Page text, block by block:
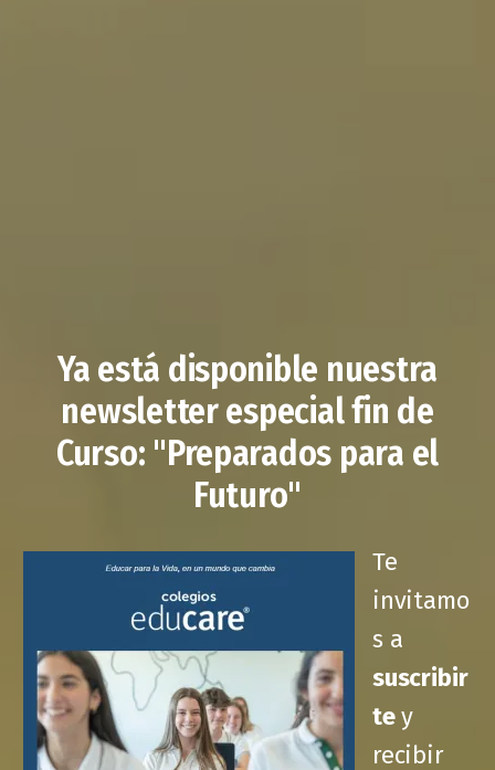
Ya está disponible nuestra
newsletter especial fin de
Curso: "Preparados para el
Futuro"
Te
invitamo
s a
suscribir
tey
recibir